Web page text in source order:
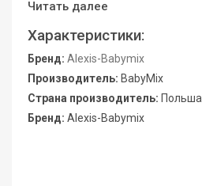
Читать далее
Характеристики:
Бренд: Alexis-Babymix
Производитель: BabyMix
Страна производитель: Польша
Бренд: Alexis-Babymix